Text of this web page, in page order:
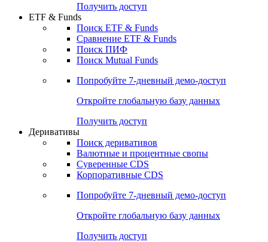
Получить доступ
ETF & Funds
Поиск ETF & Funds
Сравнение ETF & Funds
Поиск ПИФ
Поиск Mutual Funds
Попробуйте 7-дневный демо-доступ
Откройте глобальную базу данных
Получить доступ
Деривативы
Поиск деривативов
Валютные и процентные свопы
Суверенные CDS
Корпоративные CDS
Попробуйте 7-дневный демо-доступ
Откройте глобальную базу данных
Получить доступ